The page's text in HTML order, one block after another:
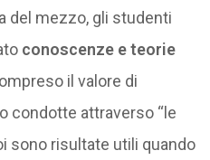
del mezzo, gli studenti
conoscenze e teorie
il valore di
condotte attraverso “le
sono risultate utili quando